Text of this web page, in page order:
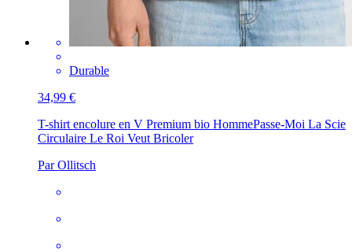
Durable
34,99 €
T-shirt encolure en V Premium bio HommePasse-Moi La Scie
Circulaire Le Roi Veut Bricoler
Par Ollitsch